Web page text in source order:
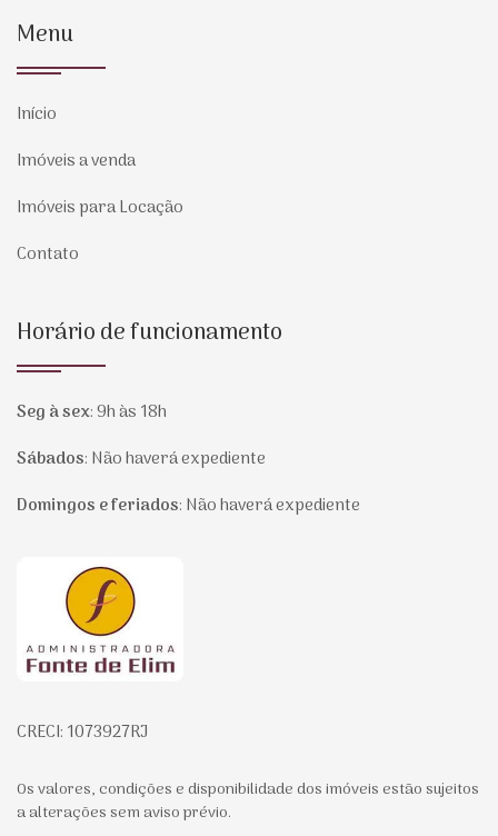
Menu
Início
Imóveis a venda
Imóveis para Locação
Contato
Horário de funcionamento
Seg à sex:9h às 18h
Sábados: Não haverá expediente
Domingos e feriados: Não haverá expediente
Página inicial
CRECI: 1073927RJ
Os valores, condições e disponibilidade dos imóveis estão sujeitos
a alterações sem aviso prévio.